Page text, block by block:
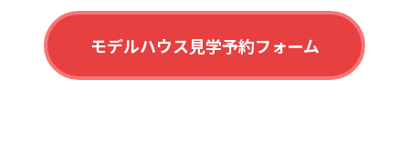
モデルハウス見学予約フォーム